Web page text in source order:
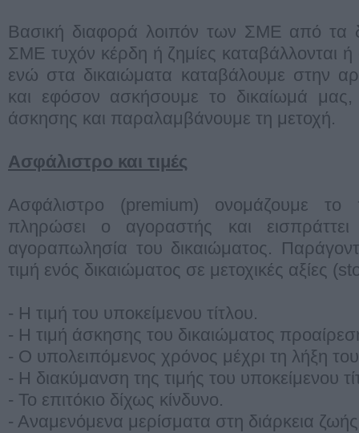
Βασική διαφορά λοιπόν των ΣΜΕ από τα
ΣΜΕ τυχόν κέρδη ή ζημίες καταβάλλονται ή
ενώ στα δικαιώματα καταβάλουμε στην
και εφόσον ασκήσουμε το δικαίωμά μας,
άσκησης και παραλαμβάνουμε τη μετοχή.
Ασφάλιστρο και τιμές
Ασφάλιστρο (premium) ονομάζουμε
πληρώσει ο αγοραστής και
αγοραπωλησία του δικαιώματος.
τιμή ενός δικαιώματος σε μετοχικές αξίες
- Η τιμή του υποκείμενου τίτλου.
- Η τιμή άσκησης του δικαιώματος
- O υπολειπόμενος χρόνος μέχρι τη λήξη
- Η διακύμανση της τιμής του υποκείμενου
- Το επιτόκιο δίχως κίνδυνο.
- Αναμενόμενα μερίσματα στη διάρκεια